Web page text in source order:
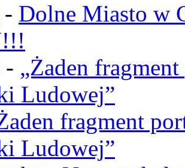
- Dolne Miasto w
- „Żaden
Ludowej”
fragment
Ludowej”